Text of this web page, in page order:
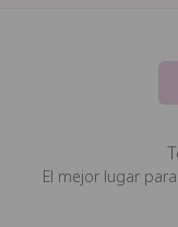
El mejor lugar